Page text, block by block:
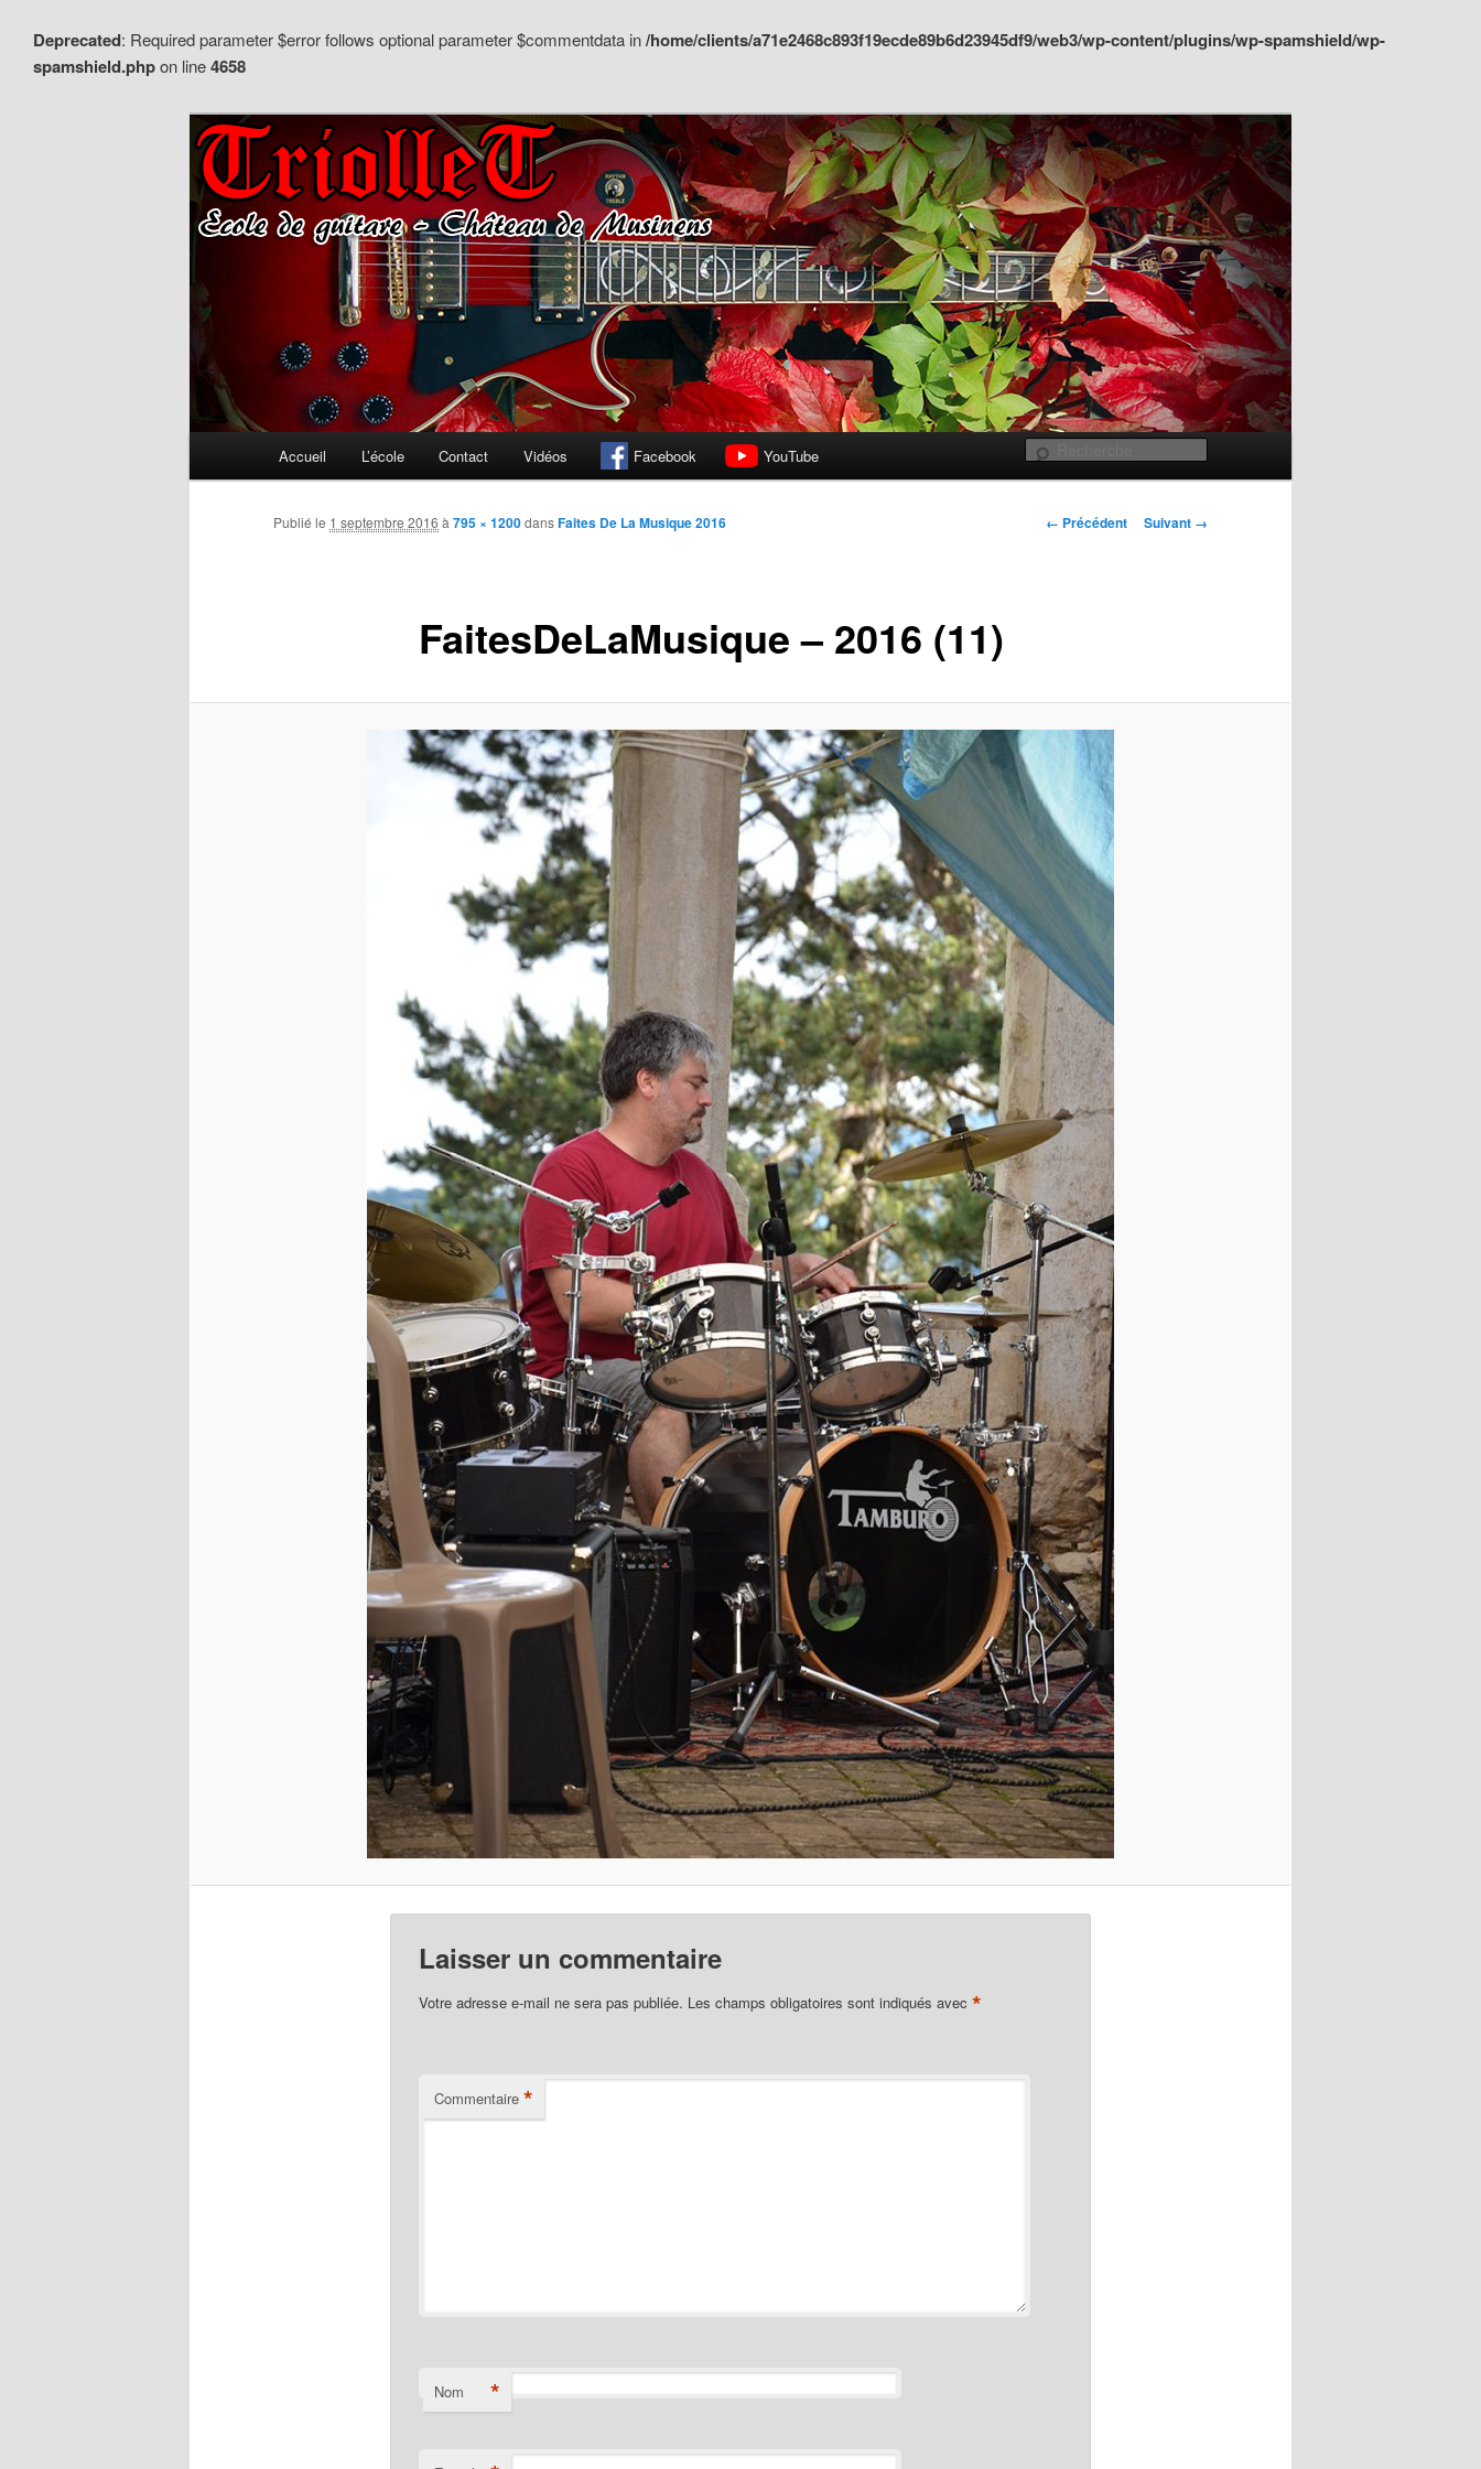
Deprecated: Required parameter $error follows optional parameter $commentdata in/home/clients/a71e2468c893f19ecde89b6d23945df9/web3/wp-content/plugins/wp-spamshield/wp-
spamshield.phpon line4658
Triollet – Ecole de guitare
Ecole de guitare – Château de Musinens à Belleagrde (01200)
Accueil L’école Contact Vidéos Facebook YouTube
Navigation
← Précédent Suivant →
FaitesDeLaMusique – 2016 (11)
Publié le 1 septembre 2016 à 795 × 1200dansFaites De La Musique 2016
Laisser un commentaire
Votre adresse e-mail ne sera pas publiée. Les champs obligatoires sont indiqués avec *
Commentaire *
Nom *